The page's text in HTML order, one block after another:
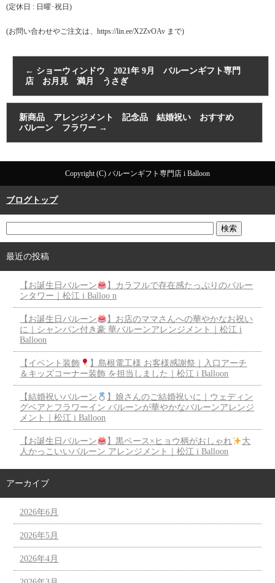
(定休日 : 日曜･祝日)
(お問い合わせやご注文は、https://lin.ee/X2ZvOAv まで)
← ショーウィンドウ 2021年 9月 バルーンギフト専門
店 お月見 満月 うさぎ
新商品 アレンジメント 記念品 結婚祝い おすすめ
バルーン フラワー →
Copyright (C) バルーンギフト専門店 i Balloon
ブログトップ
最近の投稿
【お誕生日バルーン
】カラフルで存在感たっぷりのバルー
ンタワー｜松江 i Balloo n
【お誕生日バルーン
】お店のママさんへの華やかなお祝い
に｜シャンパン付き豪 華バルーンアレンジメント｜松江 i
Balloon
【イベント装飾
】島根電工様 お客様感謝祭｜入口アーチ
＆キッズコーナー装飾 を担当しました｜松江 i Balloon
【結婚祝いバルーン
】娘さんのご結婚祝いに｜ウェディン
グベアとフラワーイン バルーンが華やかなバルーンアレンジ
メント｜松江 i Balloon
【お誕生日バルーン 】黒ベース×ヒョウ柄がおしゃれ
大
人かっこいいバルーン アレンジメント｜松江 i Balloon
アーカイブ
2026年6月
2026年5月
2026年4月